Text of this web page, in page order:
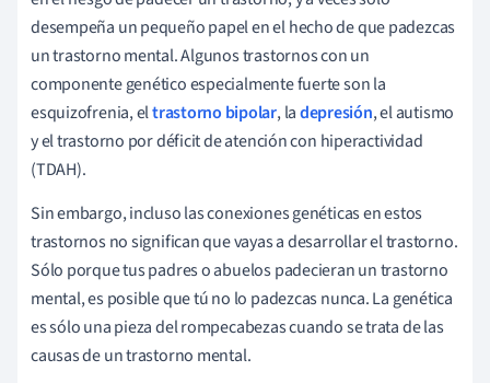
desempeña un pequeño papel en el hecho de que padezcas
un trastorno mental. Algunos trastornos con un
componente genético especialmente fuerte son la
esquizofrenia, eltrastorno bipolar, ladepresión, el autismo
y el trastorno por déficit de atención con hiperactividad
(TDAH).
Sin embargo, incluso las conexiones genéticas en estos
trastornos no significan que vayas a desarrollar el trastorno.
Sólo porque tus padres o abuelos padecieran un trastorno
mental, es posible que tú no lo padezcas nunca. La genética
es sólo una pieza del rompecabezas cuando se trata de las
causas de un trastorno mental.